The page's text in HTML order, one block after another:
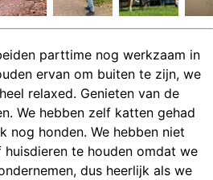
parttime nog werkzaam in
ervan om buiten te zijn, we
relaxed. Genieten van de
We hebben zelf katten gehad
nog honden. We hebben niet
te houden omdat we
dus heerlijk als we